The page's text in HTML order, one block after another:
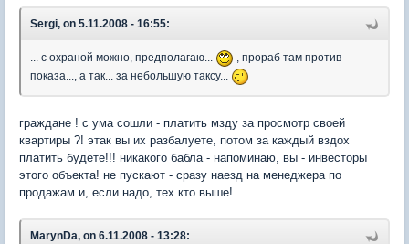
Sergi, on 5.11.2008 - 16:55:
... с охраной можно, предполагаю...
, прораб там против
показа..., а так... за небольшую таксу...
граждане ! с ума сошли - платить мзду за просмотр своей
квартиры ?! этак вы их разбалуете, потом за каждый вздох
платить будете!!! никакого бабла - напоминаю, вы - инвесторы
этого объекта! не пускают - сразу наезд на менеджера по
продажам и, если надо, тех кто выше!
MarynDa, on 6.11.2008 - 13:28: